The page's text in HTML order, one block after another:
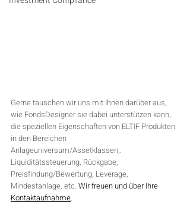
Gerne tauschen wir uns mit Ihnen darüber aus,
wie FondsDesigner sie dabei unterstützen kann,
die speziellen Eigenschaften von ELTIF Produkten
in den Bereichen
Anlageuniversum/Assetklassen,.
Liquiditätssteuerung, Rückgabe,
Preisfindung/Bewertung, Leverage,
Mindestanlage, etc. Wir freuen und über Ihre
Kontaktaufnahme.